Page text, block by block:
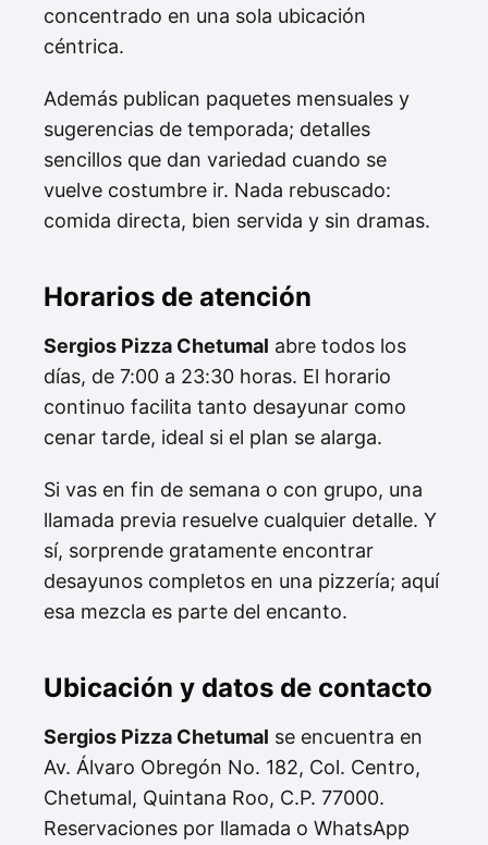
concentrado en una sola ubicación
céntrica.
Además publican paquetes mensuales y
sugerencias de temporada; detalles
sencillos que dan variedad cuando se
vuelve costumbre ir. Nada rebuscado:
comida directa, bien servida y sin dramas.
Horarios de atención
Sergios Pizza Chetumal abre todos los
días, de 7:00 a 23:30 horas. El horario
continuo facilita tanto desayunar como
cenar tarde, ideal si el plan se alarga.
Si vas en fin de semana o con grupo, una
llamada previa resuelve cualquier detalle. Y
sí, sorprende gratamente encontrar
desayunos completos en una pizzería; aquí
esa mezcla es parte del encanto.
Ubicación y datos de contacto
Sergios Pizza Chetumal se encuentra en
Av. Álvaro Obregón No. 182, Col. Centro,
Chetumal, Quintana Roo, C.P. 77000.
Reservaciones por llamada o WhatsApp